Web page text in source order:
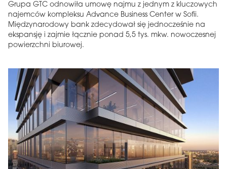
Grupa GTC odnowiła umowę najmu z jednym z kluczowych
najemców kompleksu Advance Business Center w Sofii.
Międzynarodowy bank zdecydował się jednocześnie na
ekspansję i zajmie łącznie ponad 5,5 tys. mkw. nowoczesnej
powierzchni biurowej.